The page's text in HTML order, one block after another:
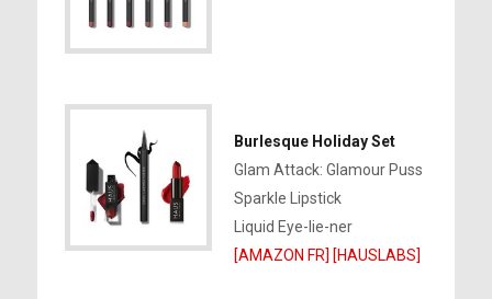
Burlesque Holiday Set
Glam Attack: Glamour Puss
Sparkle Lipstick
Liquid Eye-lie-ner
[AMAZON FR] [HAUSLABS]